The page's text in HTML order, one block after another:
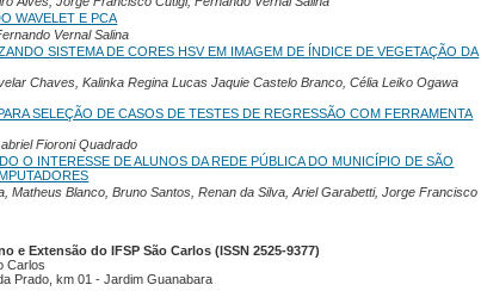
WAVELET E PCA
Vernal Salina
SISTEMA DE CORES HSV EM IMAGEM DE ÍNDICE DE VEGETAÇÃO DA
Chaves, Kalinka Regina Lucas Jaquie Castelo Branco, Célia Leiko Ogawa
SELEÇÃO DE CASOS DE TESTES DE REGRESSÃO COM FERRAMENTA
Fioroni Quadrado
O INTERESSE DE ALUNOS DA REDE PÚBLICA DO MUNICÍPIO DE SÃO
Matheus Blanco, Bruno Santos, Renan da Silva, Ariel Garabetti, Jorge Francisco
e Extensão do IFSP São Carlos (ISSN 2525-9377)
Carlos
Prado, km 01 - Jardim Guanabara